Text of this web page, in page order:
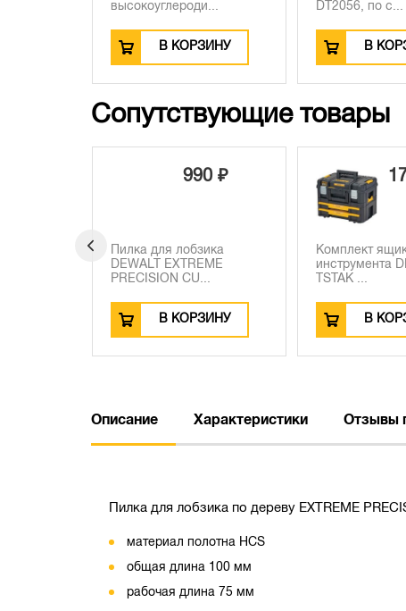
высокоуглероди...
В КОРЗИНУ
DT2056, по с...
В
Сопутствующие товары
990 ₽
Пилка для лобзика
DEWALT EXTREME
PRECISION CU...
В КОРЗИНУ
Комплект
инструмента
TSTAK ...
В
Описание Характеристики Отзывы
Пилка для лобзика по дереву EXTREME
материал полотна HCS
общая длина 100 мм
рабочая длина 75 мм